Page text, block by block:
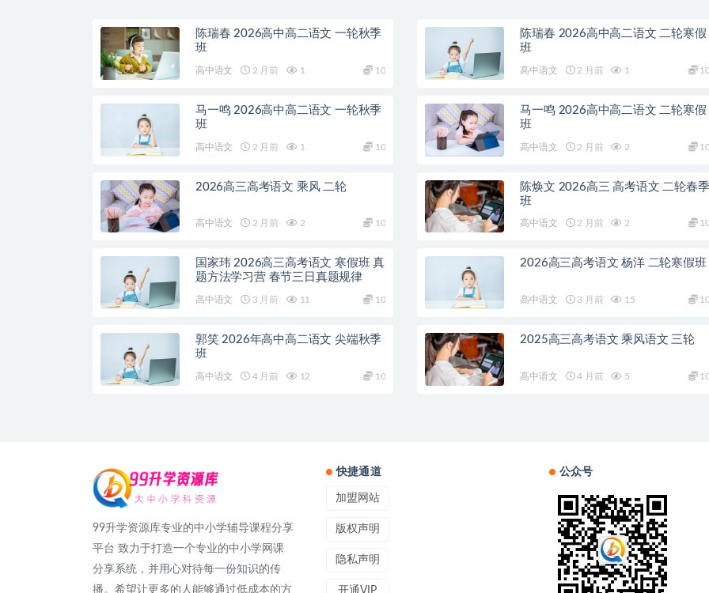
陈瑞春 2026高中高二语文 一轮秋季
班
高中语文 2 月前 1 10
陈瑞春 2026高中高二语文 二轮寒假
班
高中语文 2 月前 1
马一鸣 2026高中高二语文 一轮秋季
班
高中语文 2 月前 1 10
马一鸣 2026高中高二语文 二轮寒假
班
高中语文 2 月前 2
2026高三高考语文 乘风 二轮
高中语文 2 月前 2 10
陈焕文 2026高三 高考语文 二轮春季
班
高中语文 2 月前 2
国家玮 2026高三高考语文 寒假班 真
题方法学习营 春节三日真题规律
高中语文 3 月前 11 10
2026高三高考语文 杨洋 二轮寒假班
高中语文 3 月前 15
郭笑 2026年高中高二语文 尖端秋季
班
高中语文 4 月前 12 10
2025高三高考语文 乘风语文 三轮
高中语文 4 月前 5
99升学资源库专业的中小学辅导课程分享
平台 致力于打造一个专业的中小学网课
分享系统，并用心对待每一份知识的传
播。希望让更多的人能够通过低成本的方
快捷通道
加盟网站
版权声明
隐私声明
开通VIP
公众号